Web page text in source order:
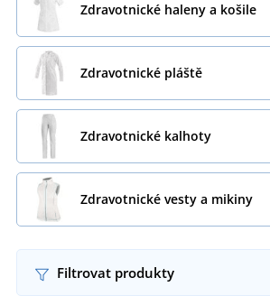
Zdravotnické haleny a košile
Zdravotnické pláště
Zdravotnické kalhoty
Zdravotnické vesty a mikiny
Filtrovat produkty